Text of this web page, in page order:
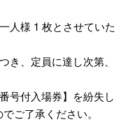
人様 1 枚とさせていた
、定員に達し次第、
号付入場券】を紛失し
ご了承ください。